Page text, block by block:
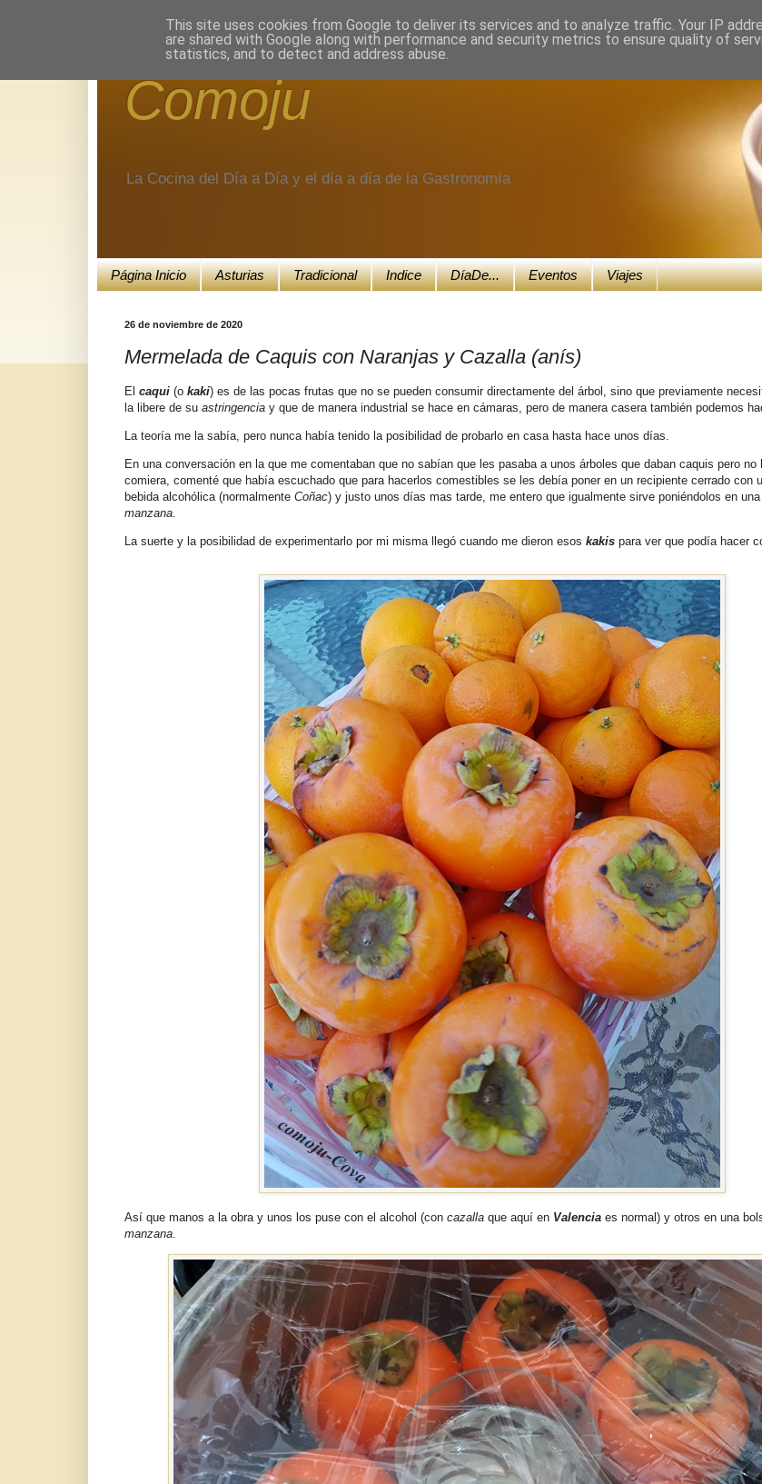
Comoju
La Cocina del Día a Día y el día a día de la Gastronomía
Página Inicio Asturias Tradicional Indice DíaDe... Eventos Viajes
26 de noviembre de 2020
Mermelada de Caquis con Naranjas y Cazalla (anís)
El caqui (o kaki) es de las pocas frutas que no se pueden consumir directamente del árbol, sino que previamente
la libere de su astringencia y que de manera industrial se hace en cámaras, pero de manera casera también podemos
La teoría me la sabía, pero nunca había tenido la posibilidad de probarlo en casa hasta hace unos días.
En una conversación en la que me comentaban que no sabían que les pasaba a unos árboles que daban caquis pero no
comiera, comenté que había escuchado que para hacerlos comestibles se les debía poner en un recipiente cerrado con
bebida alcohólica (normalmente Coñac) y justo unos días mas tarde, me entero que igualmente sirve poniéndolos en
manzana.
La suerte y la posibilidad de experimentarlo por mi misma llegó cuando me dieron esos kakis para ver que podía hacer
Así que manos a la obra y unos los puse con el alcohol (con cazalla que aquí en Valencia es normal) y otros en una
manzana
This site uses cookies from Google to deliver its services and to analyze traffic. Your IP
are shared with Google along with performance and security metrics to ensure quality of
statistics, and to detect and address abuse.